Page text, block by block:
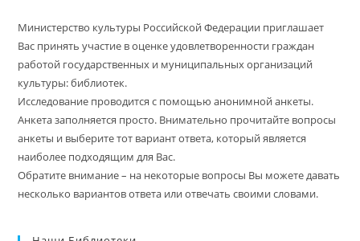
Министерство культуры Российской Федерации приглашает
Вас принять участие в оценке удовлетворенности граждан
работой государственных и муниципальных организаций
культуры: библиотек.
Исследование проводится с помощью анонимной анкеты.
Анкета заполняется просто. Внимательно прочитайте вопросы
анкеты и выберите тот вариант ответа, который является
наиболее подходящим для Вас.
Обратите внимание – на некоторые вопросы Вы можете давать
несколько вариантов ответа или отвечать своими словами.